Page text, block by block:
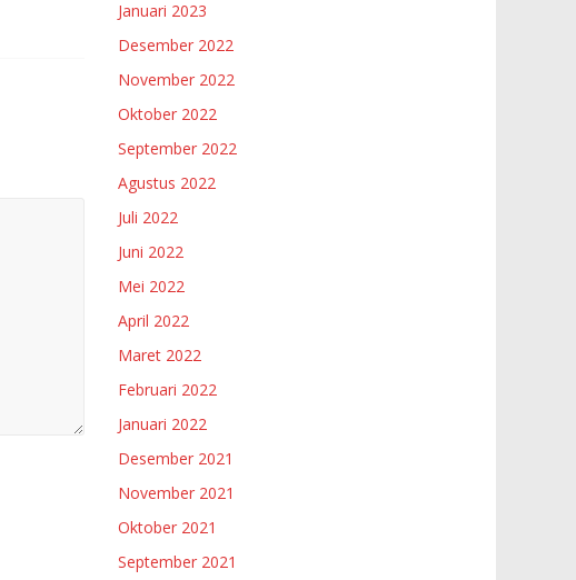
Januari 2023
Desember 2022
November 2022
Oktober 2022
September 2022
Agustus 2022
Juli 2022
Juni 2022
Mei 2022
April 2022
Maret 2022
Februari 2022
Januari 2022
Desember 2021
November 2021
Oktober 2021
September 2021